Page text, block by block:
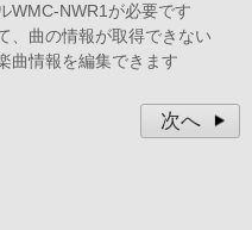
WMC-NWR1が必要です
、曲の情報が取得できない
曲情報を編集できます
次へ